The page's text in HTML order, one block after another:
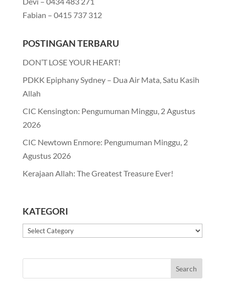
Fabian – 0415 737 312
POSTINGAN TERBARU
DON’T LOSE YOUR HEART!
PDKK Epiphany Sydney – Dua Air Mata, Satu Kasih
Allah
CIC Kensington: Pengumuman Minggu, 2 Agustus
2026
CIC Newtown Enmore: Pengumuman Minggu, 2
Agustus 2026
Kerajaan Allah: The Greatest Treasure Ever!
KATEGORI
Kategori